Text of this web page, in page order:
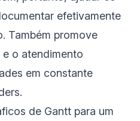
efetivamente
Também promove
o atendimento
em constante
de Gantt para um